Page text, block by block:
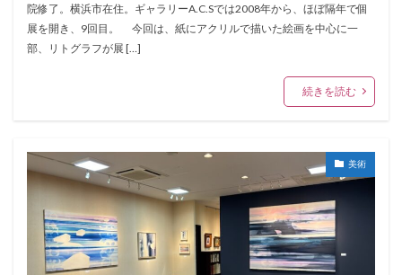
院修了。横浜市在住。ギャラリーA.C.Sでは2008年から、ほぼ隔年で個
展を開き、9回目。 今回は、紙にアクリルで描いた絵画を中心に一
部、リトグラフが展 […]
続きを読む
美術